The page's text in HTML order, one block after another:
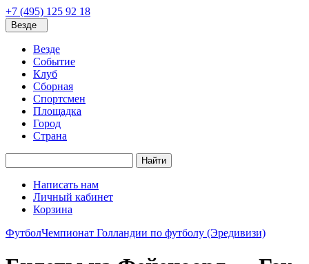
+7 (495) 125 92 18
Везде
Везде
Событие
Клуб
Сборная
Спортсмен
Площадка
Город
Страна
Найти
Написать нам
Личный кабинет
Корзина
ФутболЧемпионат Голландии по футболу (Эредивизи)